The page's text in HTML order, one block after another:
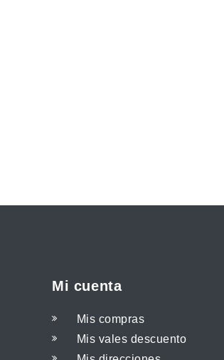
Mi cuenta
Mis compras
Mis vales descuento